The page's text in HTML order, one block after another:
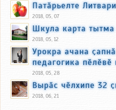
Патӑрьелте
2018, 05, 07
Шкула карта
2018, 05, 12
Урокра ачана
педагогика пӗлӗвӗ
2018, 05, 28
Вырӑс чӗлхипе 32
2018, 06, 21